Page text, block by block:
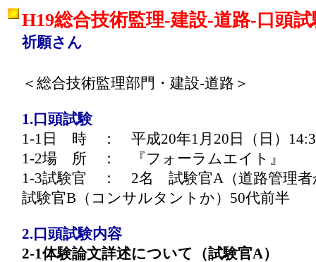
H19総合技術監理-建設-道路-口頭
祈願さん
＜総合技術監理部門・建設-道路＞
1.口頭試験
1-1日 時 ： 平成20年1月20日（日）
1-2場 所 ： 『フォーラムエイト』
1-3試験官 ： 2名 試験官A（道路管理
試験官B（コンサルタントか）50代前半
2.口頭試験内容
2-1体験論文詳述について（試験官A）